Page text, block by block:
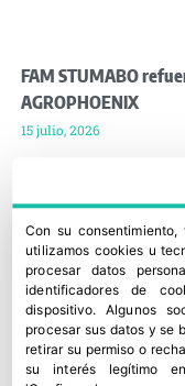
FAM STUMABO
AGROPHOENIX
15 julio, 2026
Con su consentimiento,
utilizamos cookies u
procesar datos
identificadores de
dispositivo. Algunos
procesar sus datos y se
retirar su permiso o
su interés legítimo